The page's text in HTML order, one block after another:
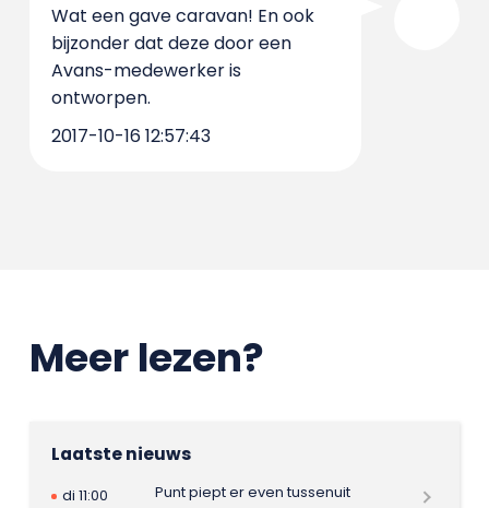
Wat een gave caravan! En ook
bijzonder dat deze door een
Avans-medewerker is
ontworpen.
2017-10-16 12:57:43
Meer lezen?
Laatste nieuws
di 11:00
Punt piept er even tussenuit